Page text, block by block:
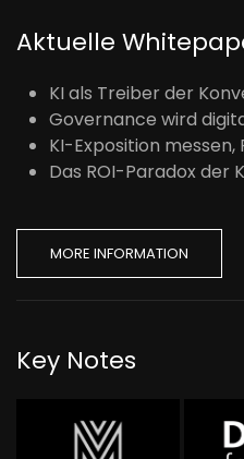
Aktuelle
KI als Treiber der
Governance wird
KI-Exposition messen,
Das ROI-Paradox der
MORE INFORMATION
Key Notes